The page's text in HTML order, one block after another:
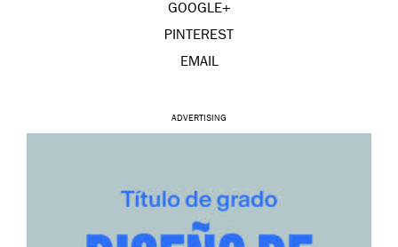
GOOGLE+
PINTEREST
EMAIL
ADVERTISING